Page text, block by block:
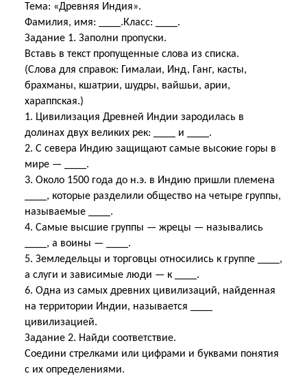
Тема: «Древняя Индия».
Фамилия, имя: ____.Класс: ____.
Задание 1. Заполни пропуски.
Вставь в текст пропущенные слова из списка.
(Слова для справок: Гималаи, Инд, Ганг, касты,
брахманы, кшатрии, шудры, вайшьи, арии,
хараппская.)
1. Цивилизация Древней Индии зародилась в
долинах двух великих рек: ____ и ____.
2. С севера Индию защищают самые высокие горы в
мире — ____.
3. Около 1500 года до н.э. в Индию пришли племена
____, которые разделили общество на четыре группы,
называемые ____.
4. Самые высшие группы — жрецы — назывались
____, а воины — ____.
5. Земледельцы и торговцы относились к группе ____,
а слуги и зависимые люди — к ____.
6. Одна из самых древних цивилизаций, найденная
на территории Индии, называется ____
цивилизацией.
Задание 2. Найди соответствие.
Соедини стрелками или цифрами и буквами понятия
с их определениями.